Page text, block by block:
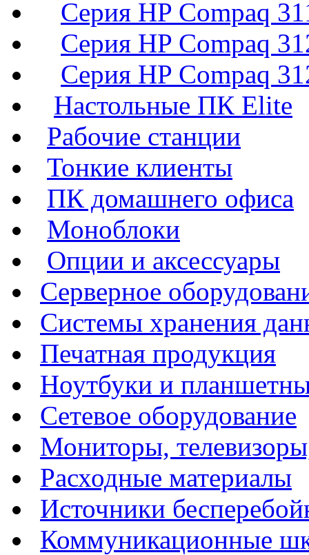
Серия HP Compaq
Серия HP Compaq
Серия HP Compaq
Настольные ПК Elite
Рабочие станции
Тонкие клиенты
ПК домашнего офиса
Моноблоки
Опции и аксессуары
Серверное
Системы хранения
Печатная продукция
Ноутбуки и
Сетевое оборудование
Мониторы,
Расходные материалы
Источники
Коммуникационные